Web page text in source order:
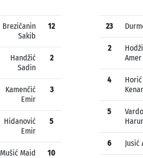
Brezičanin
Sakib
12
Handžić
Sadin
2
Kamenčić
Emir
3
Hidanović
Emir
5
Mušić Maid 10
23
2
Amer
4
Horić
5
Vardo
6 Jusić